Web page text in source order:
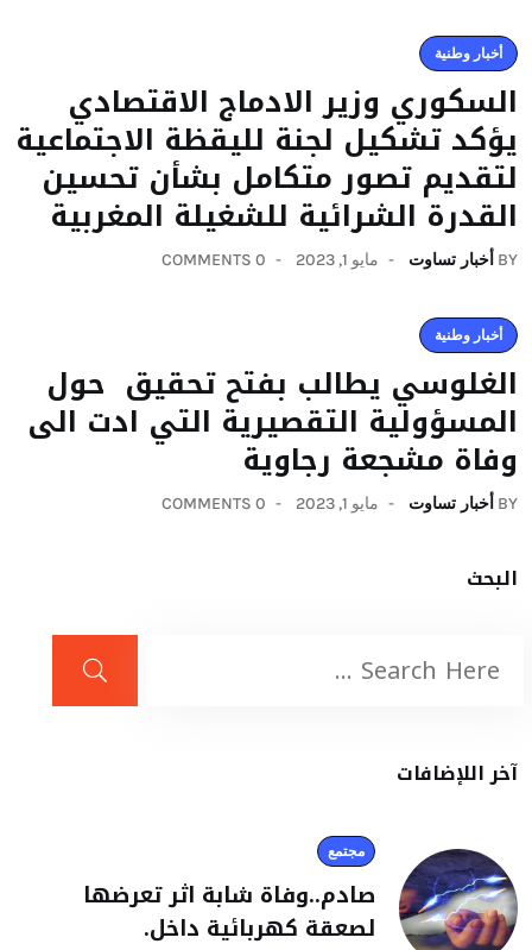
أخبار وطنية
السكوري وزير الادماج الاقتصادي
يؤكد تشكيل لجنة لليقظة الاجتماعية
لتقديم تصور متكامل بشأن تحسين
القدرة الشرائية للشغيلة المغربية
BY أخبار تساوت مايو 1, 2023 0 COMMENTS
أخبار وطنية
الغلوسي يطالب بفتح تحقيق حول
المسؤولية التقصيرية التي ادت الى
وفاة مشجعة رجاوية
BY أخبار تساوت مايو 1, 2023 0 COMMENTS
البحث
آخر اللإضافات
مجتمع
صادم..وفاة شابة اثر تعرضها
لصعقة كهربائية داخل.